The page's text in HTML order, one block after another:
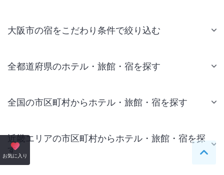
お気に入り ペー
大阪市の宿をこだわり条件で絞り込む
全都道府県のホテル・旅館・宿を探す
全国の市区町村からホテル・旅館・宿を探す
近畿エリアの市区町村からホテル・旅館・宿を探
す